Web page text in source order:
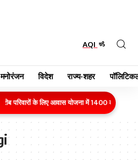
AQI
मनोरंजन विदेश राज्य-शहर
परिवारों के लिए आवास योजना में 1400 करोड़ रुपये